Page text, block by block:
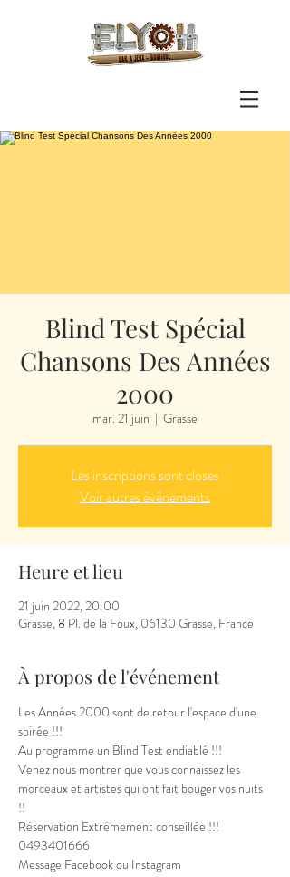
Blind Test Spécial
Chansons Des Années
2000
mar. 21 juin
  |
Grasse
Les inscriptions sont closes
Voir autres événements
Heure et lieu
21 juin 2022, 20:00
Grasse, 8 Pl. de la Foux, 06130 Grasse, France
À propos de l'événement
Les Années 2000 sont de retour l'espace d'une
soirée !!!
Au programme un Blind Test endiablé !!!
Venez nous montrer que vous connaissez les
morceaux et artistes qui ont fait bouger vos nuits
!!
Réservation Extrémement conseillée !!!
0493401666
Message Facebook ou Instagram